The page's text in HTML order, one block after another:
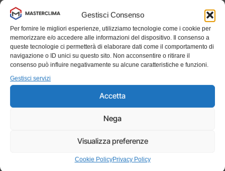
Gestisci Consenso
Per fornire le migliori esperienze, utilizziamo tecnologie come i cookie per
memorizzare e/o accedere alle informazioni del dispositivo. Il consenso a
queste tecnologie ci permetterà di elaborare dati come il comportamento di
navigazione o ID unici su questo sito. Non acconsentire o ritirare il
consenso può influire negativamente su alcune caratteristiche e funzioni.
Gestisci servizi
Accetta
Nega
Visualizza preferenze
Cookie PolicyPrivacy Policy